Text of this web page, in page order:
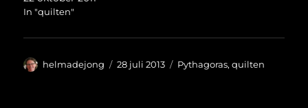
In "quilten"
Auteur
helmadejong
Geplaatst
28 juli 2013 Categorieën
Pythagoras,quilten